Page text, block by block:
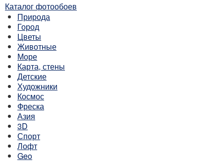
Каталог фотообоев
Природа
Город
Цветы
Животные
Море
Карта, стены
Детские
Художники
Космос
Фреска
Азия
3D
Спорт
Лофт
Geo